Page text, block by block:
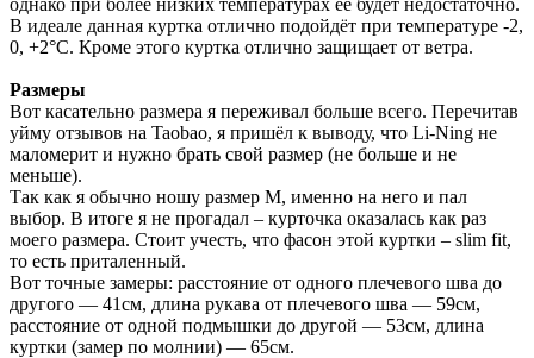
В идеале данная куртка отлично подойдёт при температуре -2,
0, +2°С. Кроме этого куртка отлично защищает от ветра.
Размеры
Вот касательно размера я переживал больше всего. Перечитав
уйму отзывов на Taobao, я пришёл к выводу, что Li-Ning не
маломерит и нужно брать свой размер (не больше и не
меньше).
Так как я обычно ношу размер М, именно на него и пал
выбор. В итоге я не прогадал – курточка оказалась как раз
моего размера. Стоит учесть, что фасон этой куртки – slim fit,
то есть приталенный.
Вот точные замеры: расстояние от одного плечевого шва до
другого — 41см, длина рукава от плечевого шва — 59см,
расстояние от одной подмышки до другой — 53см, длина
куртки (замер по молнии) — 65см.